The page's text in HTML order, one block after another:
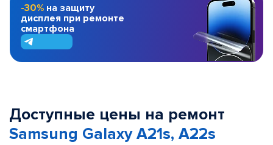
-30% на защиту
дисплея при ремонте
смартфона
Доступные цены на ремонт
Samsung Galaxy A21s, A22s